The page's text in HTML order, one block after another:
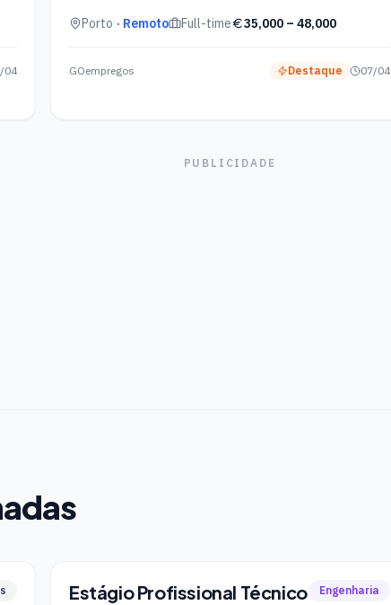
04
Porto · Remoto Full-time 35,000 – 48,000
GOempregos Destaque 07/04
PUBLICIDADE
Estágio Profissional Técnico
Engenharia